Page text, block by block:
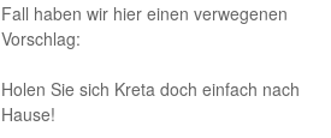
Fall haben wir hier einen verwegenen
Vorschlag:
Holen Sie sich Kreta doch einfach nach
Hause!